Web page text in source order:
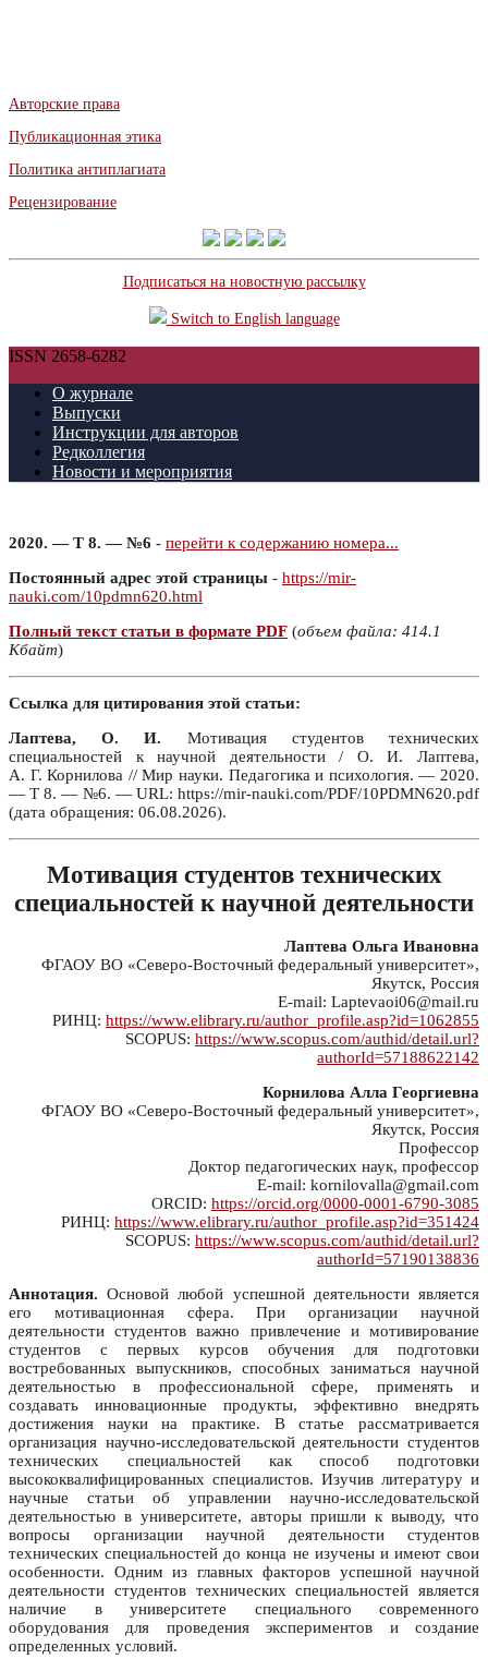
Авторские права
Публикационная этика
Политика антиплагиата
Рецензирование
Подписаться на новостную рассылку
Switch to English language
ISSN 2658-6282
О журнале
Выпуски
Инструкции для авторов
Редколлегия
Новости и мероприятия
2020. — Т 8. — №6 - перейти к содержанию номера...
Постоянный адрес этой страницы - https://mir-
nauki.com/10pdmn620.html
Полный текст статьи в формате PDF (объем файла: 414.1
Кбайт)
Ссылка для цитирования этой статьи:
Лаптева, О. И. Мотивация студентов технических
специальностей к научной деятельности / О. И. Лаптева,
А. Г. Корнилова // Мир науки. Педагогика и психология. — 2020.
— Т 8. — №6. — URL: https://mir-nauki.com/PDF/10PDMN620.pdf
(дата обращения: 06.08.2026).
Мотивация студентов технических
специальностей к научной деятельности
Лаптева Ольга Ивановна
ФГАОУ ВО «Северо-Восточный федеральный университет»,
Якутск, Россия
E-mail: Laptevaoi06@mail.ru
РИНЦ: https://www.elibrary.ru/author_profile.asp?id=1062855
SCOPUS: https://www.scopus.com/authid/detail.url?
authorId=57188622142
Корнилова Алла Георгиевна
ФГАОУ ВО «Северо-Восточный федеральный университет»,
Якутск, Россия
Профессор
Доктор педагогических наук, профессор
E-mail: kornilovalla@gmail.com
ORCID: https://orcid.org/0000-0001-6790-3085
РИНЦ: https://www.elibrary.ru/author_profile.asp?id=351424
SCOPUS: https://www.scopus.com/authid/detail.url?
authorId=57190138836
Аннотация. Основой любой успешной деятельности является
его мотивационная сфера. При организации научной
деятельности студентов важно привлечение и мотивирование
студентов с первых курсов обучения для подготовки
востребованных выпускников, способных заниматься научной
деятельностью в профессиональной сфере, применять и
создавать инновационные продукты, эффективно внедрять
достижения науки на практике. В статье рассматривается
организация научно-исследовательской деятельности студентов
технических специальностей как способ подготовки
высококвалифицированных специалистов. Изучив литературу и
научные статьи об управлении научно-исследовательской
деятельностью в университете, авторы пришли к выводу, что
вопросы организации научной деятельности студентов
технических специальностей до конца не изучены и имеют свои
особенности. Одним из главных факторов успешной научной
деятельности студентов технических специальностей является
наличие в университете специального современного
оборудования для проведения экспериментов и создание
определенных условий.